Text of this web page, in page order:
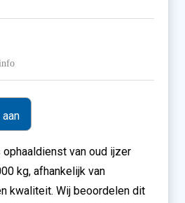
ophaaldienst van oud ijzer
kg, afhankelijk van
kwaliteit. Wij beoordelen dit